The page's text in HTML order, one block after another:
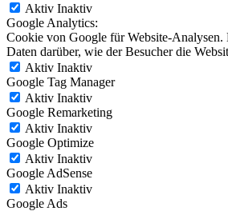
Aktiv Inaktiv
Google Analytics:
Cookie von Google für Website-Analysen.
Daten darüber, wie der Besucher die
Aktiv Inaktiv
Google Tag Manager
Aktiv Inaktiv
Google Remarketing
Aktiv Inaktiv
Google Optimize
Aktiv Inaktiv
Google AdSense
Aktiv Inaktiv
Google Ads